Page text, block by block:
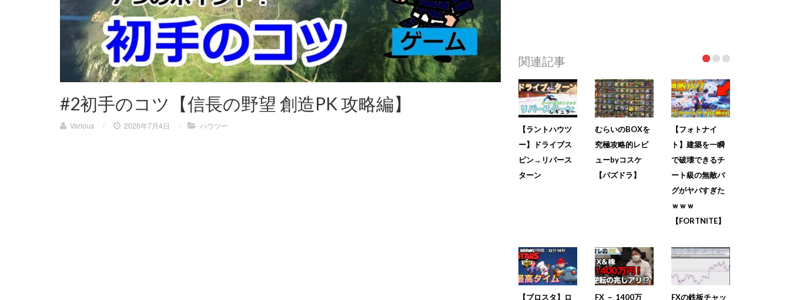
#2初手のコツ【信長の野望 創造PK 攻略編】
Various / 2026年7月4日 / ハウツー
関連記事
【ラントハウツ
ー】ドライブス
ピン→リバース
ターン
むらいのBOXを
究極攻略的レビ
ューbyコスケ
【パズドラ】
【フォトナイ
ト】建築を一瞬
で破壊できるチ
ート級の無敵バ
グがヤバすぎた
ｗｗｗ
【FORTNITE】
【ブロスタ】ロ
FX － 1400万
FXの鉄板チャッ